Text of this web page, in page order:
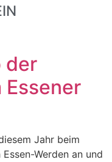
der
Essener
Jahr beim
Werden an und